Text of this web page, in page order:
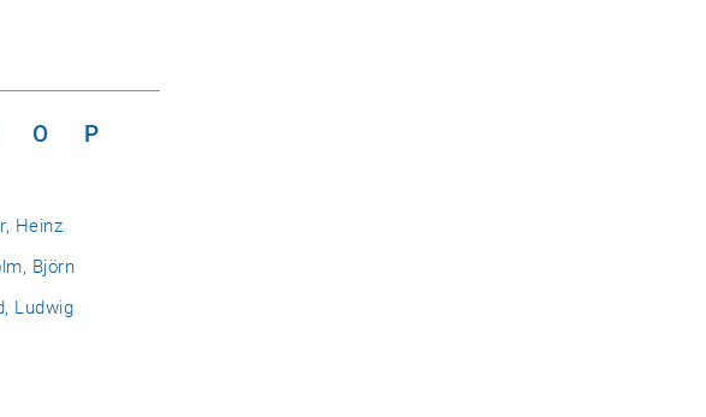
O
P
Heinz
Björn
Ludwig